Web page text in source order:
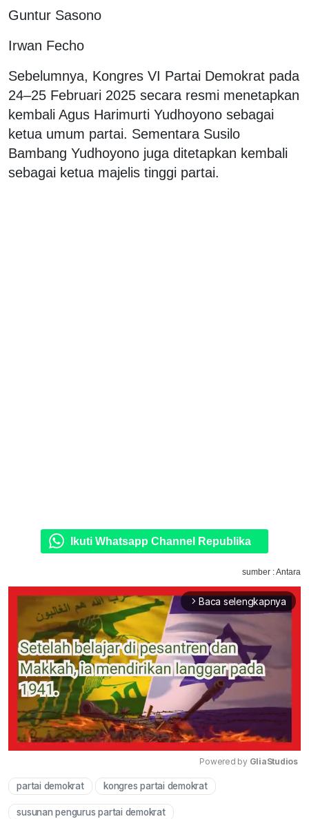
Guntur Sasono
Irwan Fecho
Sebelumnya, Kongres VI Partai Demokrat pada
24–25 Februari 2025 secara resmi menetapkan
kembali Agus Harimurti Yudhoyono sebagai
ketua umum partai. Sementara Susilo
Bambang Yudhoyono juga ditetapkan kembali
sebagai ketua majelis tinggi partai.
Ikuti Whatsapp Channel Republika
sumber : Antara
arrow_forward_ios Baca selengkapnya
Powered by GliaStudios
partai demokrat kongres partai demokrat
susunan pengurus partai demokrat